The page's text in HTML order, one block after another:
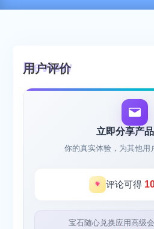
用户评价
立即分享产
你的真实体验，为其他用
评论可得
宝石随心兑换应用高级